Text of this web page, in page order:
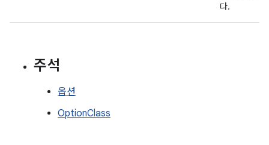
다.
주석
옵션
OptionClass